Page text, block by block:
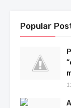
Popular